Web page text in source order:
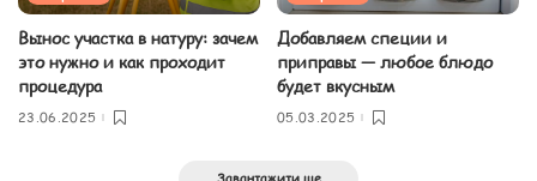
Вынос участка в натуру: зачем
это нужно и как проходит
процедура
23.06.2025
Добавляем специи и
приправы — любое блюдо
будет вкусным
05.03.2025